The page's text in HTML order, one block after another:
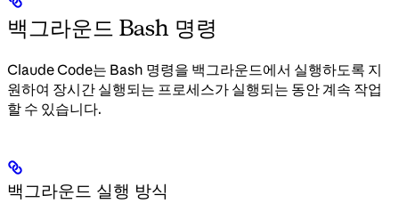
백그라운드 Bash 명령
Claude Code는 Bash 명령을 백그라운드에서 실행하도록 지
원하여 장시간 실행되는 프로세스가 실행되는 동안 계속 작업
할 수 있습니다.
백그라운드 실행 방식